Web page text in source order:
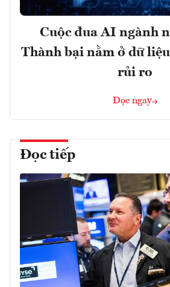
Cuộc đua AI ngành
Thành bại nằm ở dữ
rủi ro
Đọc ngay
Đọc tiếp